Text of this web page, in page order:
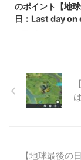
見受けられます。 そ
では状況が違います
のポイント【地
日：Last day on
ある程度進んでく
要なタスク（ミッシ
にクリアでき、「そ
は１００％大事な
【地球最後の